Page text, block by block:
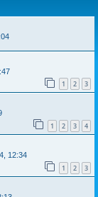
1 2 3
1 2 3 4
12:34
1 2 3